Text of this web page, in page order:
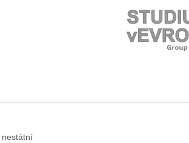
nestátní